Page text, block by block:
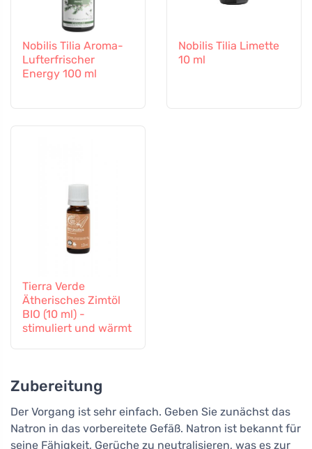
Nobilis Tilia Aroma-
Lufterfrischer
Energy 100 ml
Nobilis Tilia Limette
10 ml
Tierra Verde
Ätherisches Zimtöl
BIO (10 ml) -
stimuliert und wärmt
Zubereitung
Der Vorgang ist sehr einfach. Geben Sie zunächst das
Natron in das vorbereitete Gefäß. Natron ist bekannt für
seine Fähigkeit, Gerüche zu neutralisieren, was es zur